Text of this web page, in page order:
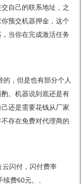
自己的联系地址，之
预交机器押金，这个
当你在完成激活任务
，但是也有部分个人
。机器说到底还是有
还是需要花钱从厂家
存在免费对代理商的
闪付，闪付费率
费60元。、